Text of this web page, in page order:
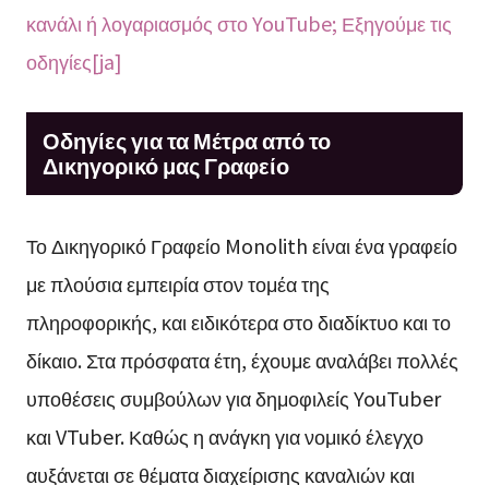
κανάλι ή λογαριασμός στο YouTube; Εξηγούμε τις
οδηγίες[ja]
Οδηγίες για τα Μέτρα από το
Δικηγορικό μας Γραφείο
Το Δικηγορικό Γραφείο Monolith είναι ένα γραφείο
με πλούσια εμπειρία στον τομέα της
πληροφορικής, και ειδικότερα στο διαδίκτυο και το
δίκαιο. Στα πρόσφατα έτη, έχουμε αναλάβει πολλές
υποθέσεις συμβούλων για δημοφιλείς YouTuber
και VTuber. Καθώς η ανάγκη για νομικό έλεγχο
αυξάνεται σε θέματα διαχείρισης καναλιών και